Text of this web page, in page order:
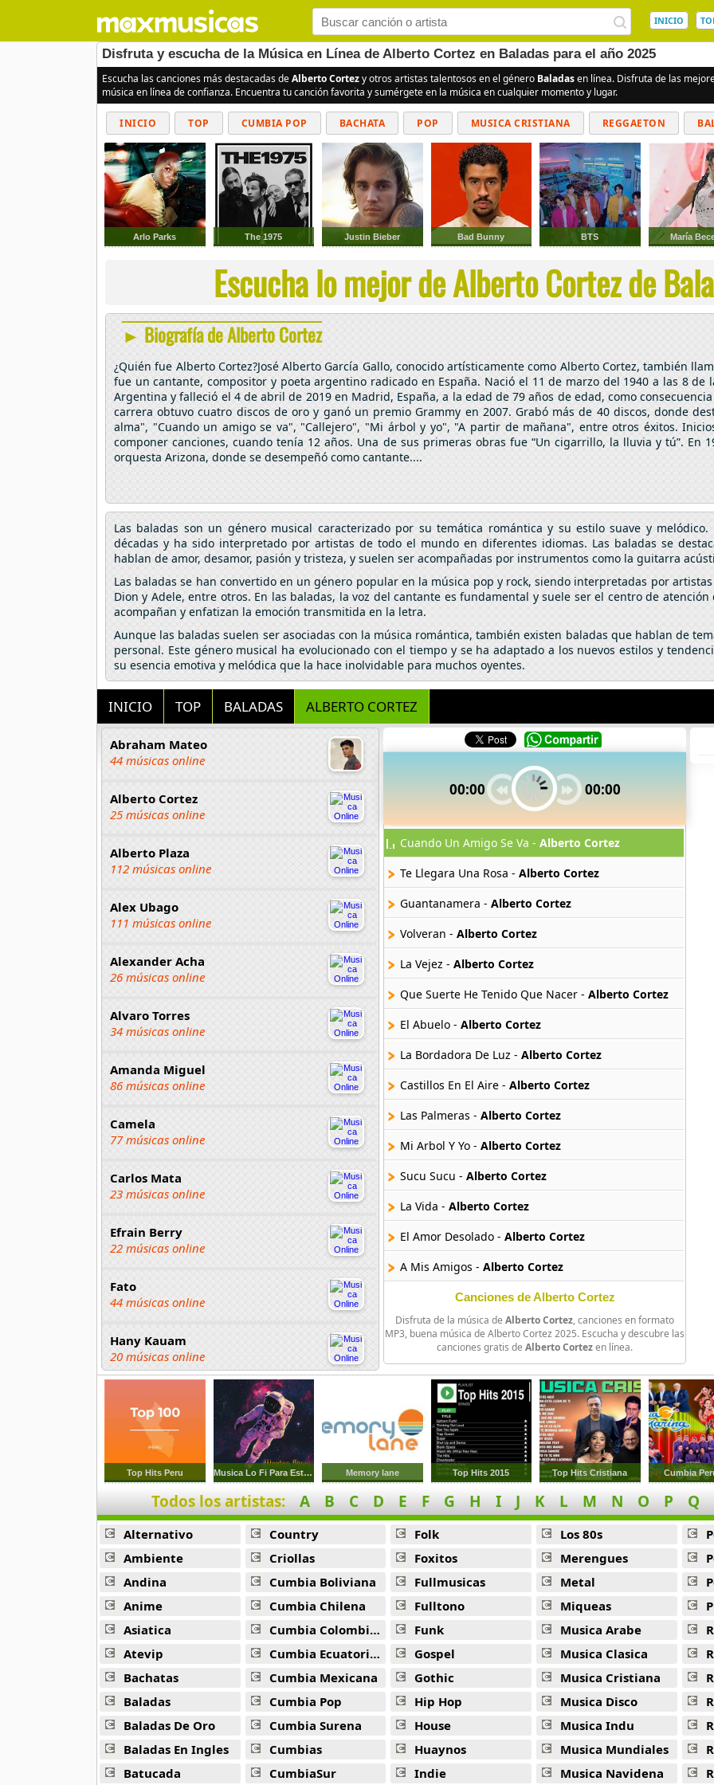
INICIO
Disfruta y escucha de la Música en Línea de Alberto Cortez en Baladas para el año 2025
Escucha las canciones más destacadas deAlberto Cortezy otros artistas talentosos en el género Baladasen línea. Disfruta de las
música en línea de confianza. Encuentra tu canción favorita y sumérgete en la música en cualquier momento y lugar.
INICIO TOP CUMBIA POP BACHATA POP MUSICA CRISTIANA REGGAETON
CUMBIAS
Arlo Parks The 1975 Justin Bieber Bad Bunny BTS María
Escucha lo mejor de Alberto Cortez de
► Biografía de Alberto Cortez
¿Quién fue Alberto Cortez?José Alberto García Gallo, conocido artísticamente como Alberto Cortez, también
fue un cantante, compositor y poeta argentino radicado en España. Nació el 11 de marzo del 1940 a las 8 de
Argentina y falleció el 4 de abril de 2019 en Madrid, España, a la edad de 79 años de edad, como
carrera obtuvo cuatro discos de oro y ganó un premio Grammy en 2007. Grabó más de 40 discos, donde
alma", "Cuando un amigo se va", "Callejero", "Mi árbol y yo", "A partir de mañana", entre otros éxitos.
componer canciones, cuando tenía 12 años. Una de sus primeras obras fue “Un cigarrillo, la lluvia y tú”. En
orquesta Arizona, donde se desempeñó como cantante....
Las baladas son un género musical caracterizado por su temática romántica y su estilo suave y
décadas y ha sido interpretado por artistas de todo el mundo en diferentes idiomas. Las baladas se
hablan de amor, desamor, pasión y tristeza, y suelen ser acompañadas por instrumentos como la guitarra
Las baladas se han convertido en un género popular en la música pop y rock, siendo interpretadas por
Dion y Adele, entre otros. En las baladas, la voz del cantante es fundamental y suele ser el centro de
acompañan y enfatizan la emoción transmitida en la letra.
Aunque las baladas suelen ser asociadas con la música romántica, también existen baladas que hablan de
personal. Este género musical ha evolucionado con el tiempo y se ha adaptado a los nuevos estilos y
su esencia emotiva y melódica que la hace inolvidable para muchos oyentes.
INICIO TOP BALADAS ALBERTO CORTEZ
Abraham Mateo
44 músicas online
Alberto Cortez
25 músicas online
Alberto Plaza
112 músicas online
Alex Ubago
111 músicas online
Alexander Acha
26 músicas online
Alvaro Torres
34 músicas online
Amanda Miguel
86 músicas online
Camela
77 músicas online
Carlos Mata
23 músicas online
Efrain Berry
22 músicas online
Fato
44 músicas online
Hany Kauam
20 músicas online
18 músicas online
Jencarlos Canela
14 músicas online
Jose Luis Rodriguez El Puma
56 músicas online
Jose Maria Napoleon
41 músicas online
Kika Edgar
13 músicas online
La Mafia
4 músicas online
Luis Fonsi
162 músicas online
Luis Santiago
00:00 00:00
Cuando Un Amigo Se Va - Alberto Cortez
Te Llegara Una Rosa - Alberto Cortez
Guantanamera - Alberto Cortez
Volveran - Alberto Cortez
La Vejez - Alberto Cortez
Que Suerte He Tenido Que Nacer - Alberto Cortez
El Abuelo - Alberto Cortez
La Bordadora De Luz - Alberto Cortez
Castillos En El Aire - Alberto Cortez
Las Palmeras - Alberto Cortez
Mi Arbol Y Yo - Alberto Cortez
Sucu Sucu - Alberto Cortez
La Vida - Alberto Cortez
El Amor Desolado - Alberto Cortez
A Mis Amigos - Alberto Cortez
Callejero -Alberto Cortez
La Minifalda -Alberto Cortez
Piel De Luna Enamorada -
Companera Mia -
Alberto Cortez
Siempre Hay Algo Mas -
Alberto Cortez
Camina Siempre Adelante -Alberto Cortez
Distancia -Alberto Cortez
En Rincon Del Alma -Alberto Cortez
Romance Del Molinero -
Alberto Cortez
Canciones de Alberto Cortez
Disfruta de la música de Alberto Cortez, canciones en formato
MP3, buena música de Alberto Cortez 2025. Escucha y descubre las
canciones gratis de Alberto Cortezen línea.
Top Hits Peru Musica Lo Fi Para Estudiar 1 Memory lane Top Hits 2015 Top Hits Cristiana Cumbia
Todos los artistas: A B C D E F G H I J K L M N O P Q
Alternativo
Ambiente
Andina
Anime
Asiatica
Atevip
Bachatas
Baladas
Baladas De Oro
Baladas En Ingles
Batucada
Country
Criollas
Cumbia Boliviana
Cumbia Chilena
Cumbia Colombiana
Cumbia Ecuatoriana
Cumbia Mexicana
Cumbia Pop
Cumbia Surena
Cumbias
CumbiaSur
Folk
Foxitos
Fullmusicas
Fulltono
Funk
Gospel
Gothic
Hip Hop
House
Huaynos
Indie
Los 80s
Merengues
Metal
Miqueas
Musica Arabe
Musica Clasica
Musica Cristiana
Musica Disco
Musica Indu
Musica Mundiales
Musica Navidena